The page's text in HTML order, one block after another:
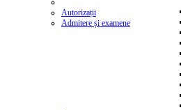
Autorizații
Admitere și examene